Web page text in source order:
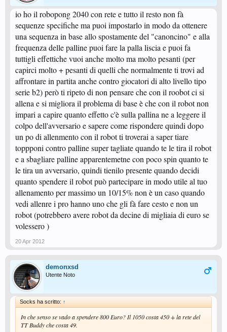
io ho il robopong 2040 con rete e tutto il resto non fà
sequenze specifiche ma puoi impostarlo in modo da ottenere
una sequenza in base allo spostamente del "canoncino" e alla
frequenza delle palline puoi fare la palla liscia e puoi fa
tuttigli effettiche vuoi anche molto ma molto pesanti (per
capirci molto + pesanti di quelli che normalmente ti trovi ad
affrontare in partita anche contro giocatori di alto livello tipo
serie b2) però ti ripeto di non pensare che con il roobot ci si
allena e si migliora il problema di base è che con il robot non
impari a capire quanto effetto c'è sulla pallina ne a leggere il
colpo dell'avversario e sapere come rispondere quindi dopo
un po di allenmento con il robot ti troverai a saper tiare
toppponi contro palline super tagliate quando te le tira il robot
e a sbagliare palline apparentemetne con poco spin quanto te
le tira un avversario, quindi tienilo presente quando decidi
quanto spendere il robot può partecipare in modo utile al tuo
allenamento per massimo un 10/15% non è un caso quando
vedi allenre i pro hanno uno che gli fà fare cesto e non un
robot (potrebbero avere robot da decine di migliaia di euro se
volessero )
20 Apr 2012
demonxsd
Utente Noto
Socks ha scritto: ↑
In che senso se vado a spendere 800 Euro? Il 1050 costa 450 + la rete del
TT Buddy che costa 49.